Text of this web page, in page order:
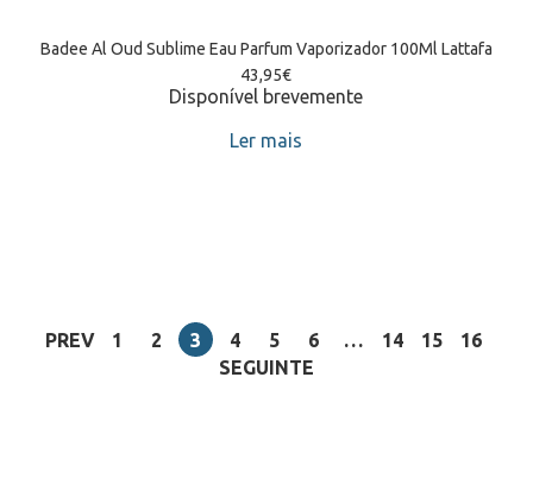
Badee Al Oud Sublime Eau Parfum Vaporizador 100Ml Lattafa
43,95€
Disponível brevemente
Ler mais
PREV 1 2 3 4 5 6 … 14 15
16
SEGUINTE